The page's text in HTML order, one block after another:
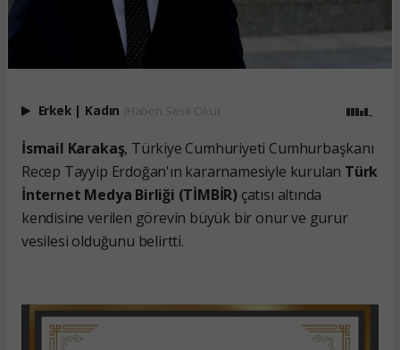
Erkek | Kadın (Haberi Sesli Oku)
İsmail Karakaş, Türkiye Cumhuriyeti Cumhurbaşkanı
Recep Tayyip Erdoğan'ın kararnamesiyle kurulan Türk
İnternet Medya Birliği (TİMBİR) çatısı altında
kendisine verilen görevin büyük bir onur ve gurur
vesilesi olduğunu belirtti.